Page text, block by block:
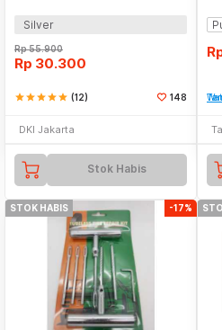
Silver
Rp55.900
Rp 30.300
starstarstarstarstar (12) 148
DKI Jakarta
Stok Habis
STOK HABIS -17%